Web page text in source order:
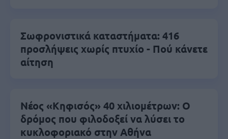
Σωφρονιστικά καταστήματα: 416
προσλήψεις χωρίς πτυχίο - Πού κάνετε
αίτηση
Νέος «Κηφισός» 40 χιλιομέτρων: Ο
δρόμος που φιλοδοξεί να λύσει το
κυκλοφοριακό στην Αθήνα